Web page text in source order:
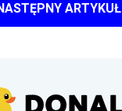
ARTYKUŁ